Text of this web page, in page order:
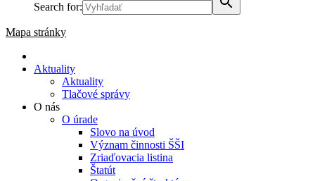
Search for:
Mapa stránky
Aktuality
Aktuality
Tlačové správy
O nás
O úrade
Slovo na úvod
Význam činnosti ŠŠI
Zriaďovacia listina
Štatút